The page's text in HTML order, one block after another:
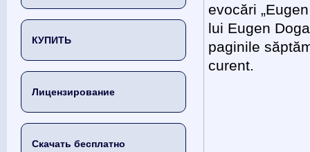
КУПИТЬ
Лицензирование
Скачать бесплатно
evocări
lui Eugen
paginile
curent.